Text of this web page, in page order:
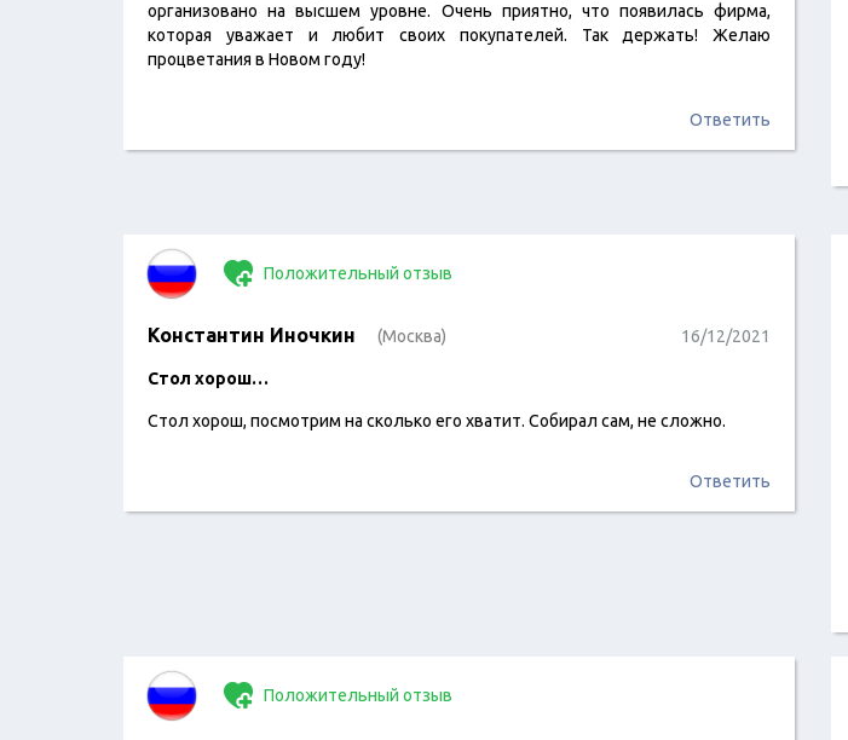
организовано на высшем уровне. Очень приятно, что появилась фирма,
которая уважает и любит своих покупателей. Так держать! Желаю
процветания в Новом году!
Ответить
Положительный отзыв
Константин Иночкин (Москва) 16/12/2021
Стол хорош…
Стол хорош, посмотрим на сколько его хватит. Собирал сам, не сложно.
Ответить
Положительный отзыв